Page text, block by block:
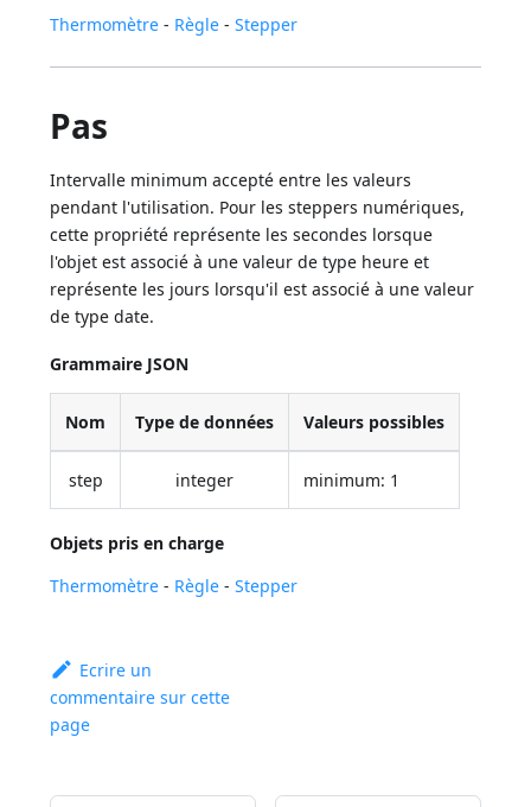
Thermomètre - Règle -Stepper
Pas
Intervalle minimum accepté entre les valeurs
pendant l'utilisation. Pour les steppers numériques,
cette propriété représente les secondes lorsque
l'objet est associé à une valeur de type heure et
représente les jours lorsqu'il est associé à une valeur
de type date.
Grammaire JSON
Nom Type de données Valeurs possibles
step integer minimum: 1
Objets pris en charge
Thermomètre - Règle -Stepper
Ecrire un
commentaire sur cette
page